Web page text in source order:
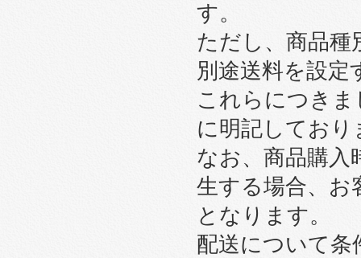
す。
ただし、商品種
別途送料を設定
これらにつき
に明記しており
なお、商品購入
生する場合、お
となります。
配送について条